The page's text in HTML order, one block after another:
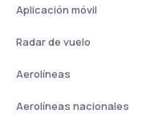
Aplicación móvil
Radar de vuelo
Aerolíneas
Aerolíneas nacionales